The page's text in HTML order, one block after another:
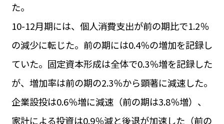
BUSINESS
ビジネス・キャリア
INFOS PRATIQUES
TAG
タグ
#パリ
#お土産 #トリビア
#データで読み解くフランス
サイトポリシー
た。
10-12月期には、個人消費支出が前の期比で1.2％
の減少に転じた。前の期には0.4％の増加を記録し
ていた。固定資本形成は全体で0.3％増を記録した
が、増加率は前の期の2.3％から顕著に減速した。
企業設投は0.6％増に減速（前の期は3.8％増）、
家計による投資は0.9％減と後退が加速した（前の